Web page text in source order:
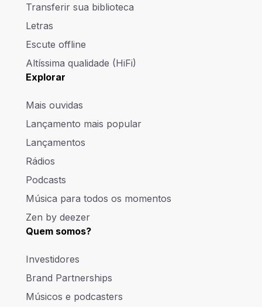
Transferir sua biblioteca
Letras
Escute offline
Altíssima qualidade (HiFi)
Explorar
Mais ouvidas
Lançamento mais popular
Lançamentos
Rádios
Podcasts
Música para todos os momentos
Zen by deezer
Quem somos?
Investidores
Brand Partnerships
Músicos e podcasters